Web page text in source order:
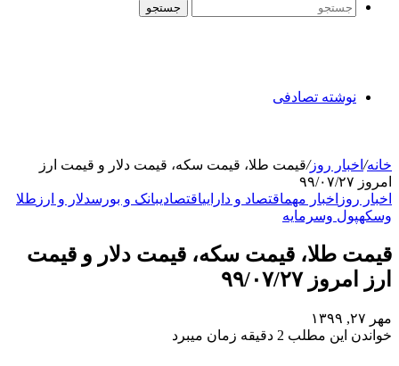
جستجو
نوشته تصادفی
خانه/ اخبار روز/قیمت طلا، قیمت سکه، قیمت دلار و قیمت ارز
امروز ۹۹/۰۷/۲۷
اخبار روز اخبار مهماقتصاد و داراییاقتصادیبانک و بورسدلار و ارز طلا
وسکهپول وسرمایه
قیمت طلا، قیمت سکه، قیمت دلار و قیمت
ارز امروز ۹۹/۰۷/۲۷
مهر ۲۷, ۱۳۹۹
خواندن این مطلب 2 دقیقه زمان میبرد